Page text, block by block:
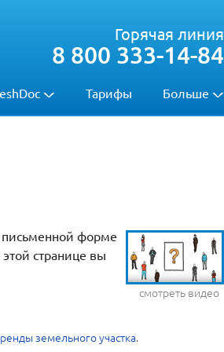
Тарифы Больше
Горячая линия
8 800 333-14-84
смотреть видео
письменной форме
странице вы
земельного участка.